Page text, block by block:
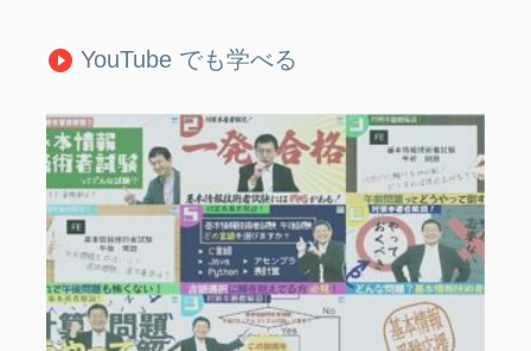
play_circle_filled YouTube でも学べる